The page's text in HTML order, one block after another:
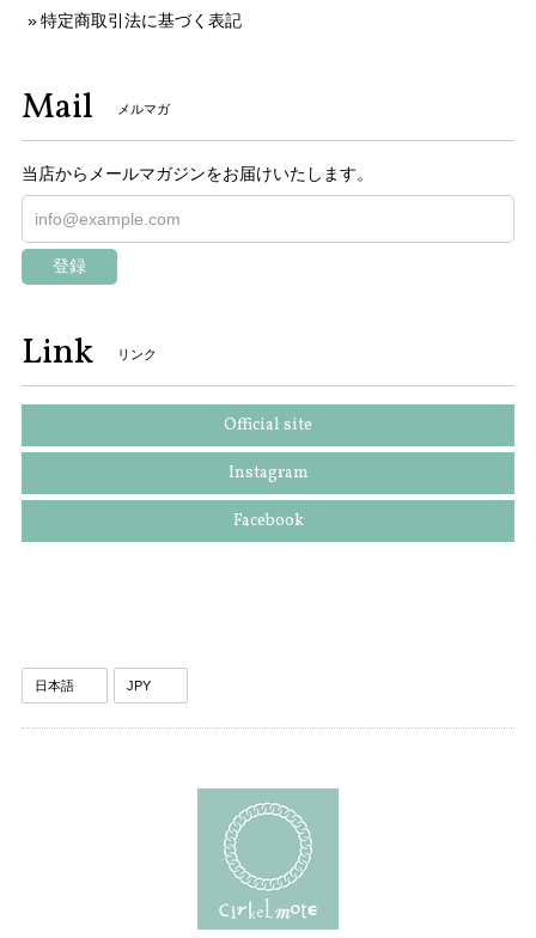
特定商取引法に基づく表記
Mail メルマガ
当店からメールマガジンをお届けいたします。
登録
Link リンク
Official site
Instagram
Facebook